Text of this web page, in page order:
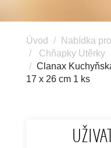
Úvod Nabídka
Chňapky Utěrky
Clanax
17 x 26 cm 1 ks